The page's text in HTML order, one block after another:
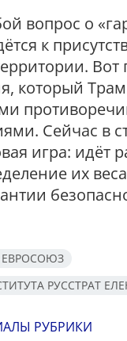
вопрос о
к
Вот
который
Сейчас в
игра: идёт
их
ЕВРОСОЮЗ
РУССТРАТ
РУБРИКИ